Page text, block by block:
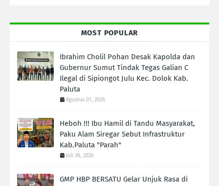
MOST POPULAR
Ibrahim Cholil Pohan Desak Kapolda dan
Gubernur Sumut Tindak Tegas Galian C
Ilegal di Sipiongot Julu Kec. Dolok Kab.
Paluta
Agustus 01, 2026
Heboh !!! Ibu Hamil di Tandu Masyarakat,
Paku Alam Siregar Sebut Infrastruktur
Kab.Paluta "Parah"
Juli 30, 2026
GMP HBP BERSATU Gelar Unjuk Rasa di